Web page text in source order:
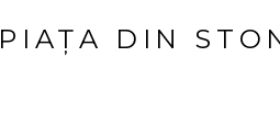
PIAȚA DIN